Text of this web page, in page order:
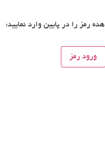
رمز را در پایین وارد نمایید: